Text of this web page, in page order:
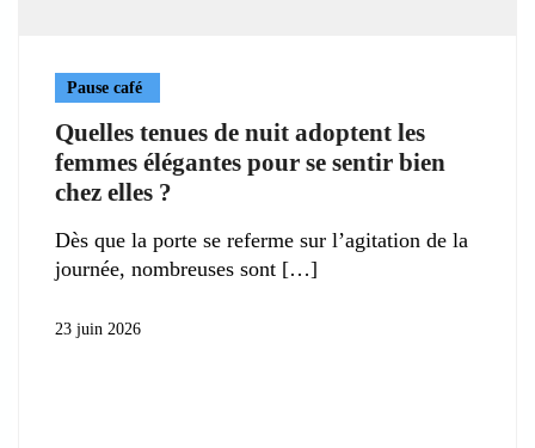
Pause café
Quelles tenues de nuit adoptent les
femmes élégantes pour se sentir bien
chez elles ?
Dès que la porte se referme sur l’agitation de la
journée, nombreuses sont
23 juin 2026